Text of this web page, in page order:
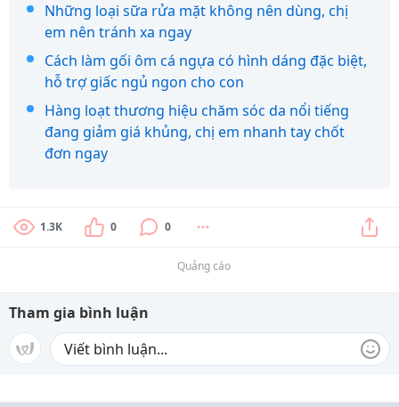
Những loại sữa rửa mặt không nên dùng, chị
em nên tránh xa ngay
Cách làm gối ôm cá ngựa có hình dáng đặc biệt,
hỗ trợ giấc ngủ ngon cho con
Hàng loạt thương hiệu chăm sóc da nổi tiếng
đang giảm giá khủng, chị em nhanh tay chốt
đơn ngay
1.3K 0 0
Quảng cáo
Tham gia bình luận